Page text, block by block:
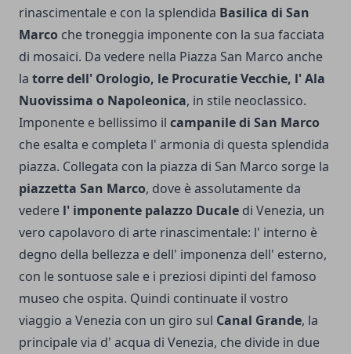
rinascimentale e con la splendida Basilica di San
Marco che troneggia imponente con la sua facciata
di mosaici. Da vedere nella Piazza San Marco anche
la torre dell' Orologio, le Procuratie Vecchie, l' Ala
Nuovissima o Napoleonica, in stile neoclassico.
Imponente e bellissimo il campanile di San Marco
che esalta e completa l' armonia di questa splendida
piazza. Collegata con la piazza di San Marco sorge la
piazzetta San Marco, dove è assolutamente da
vedere l' imponente palazzo Ducale di Venezia, un
vero capolavoro di arte rinascimentale: l' interno è
degno della bellezza e dell' imponenza dell' esterno,
con le sontuose sale e i preziosi dipinti del famoso
museo che ospita. Quindi continuate il vostro
viaggio a Venezia con un giro sul Canal Grande, la
principale via d' acqua di Venezia, che divide in due